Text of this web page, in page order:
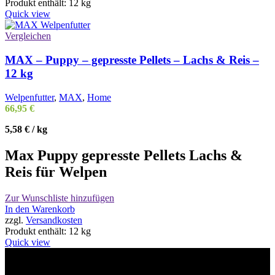
Produkt enthält: 12 kg
Quick view
Vergleichen
MAX – Puppy – gepresste Pellets – Lachs & Reis –
12 kg
Welpenfutter, MAX, Home
66,95 €
5,58 € /kg
Max Puppy gepresste Pellets Lachs &
Reis für Welpen
Zur Wunschliste hinzufügen
In den Warenkorb
zzgl. Versandkosten
Produkt enthält: 12 kg
Quick view